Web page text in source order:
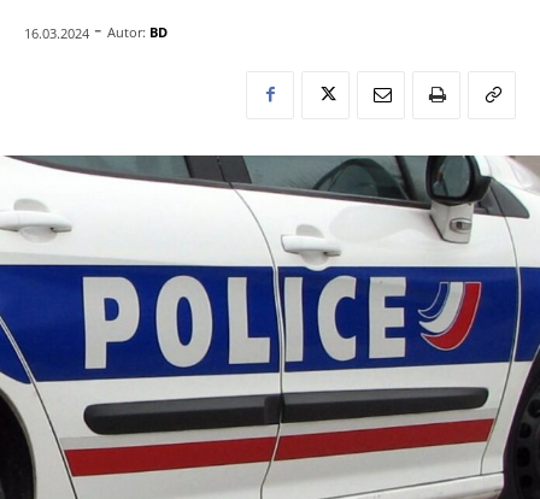
16.03.2024 - Autor: BD